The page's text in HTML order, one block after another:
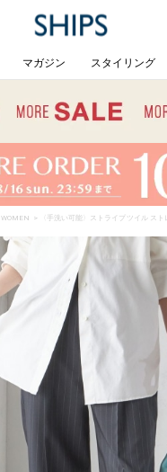
マガジン スタイリング
WOMEN > 〈手洗い可能〉ストライプ ツイル スト